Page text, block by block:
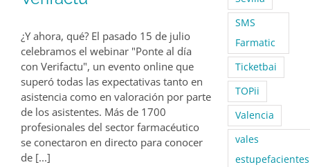
¿Y ahora, qué? El pasado 15 de julio
celebramos el webinar "Ponte al día
con Verifactu", un evento online que
superó todas las expectativas tanto en
asistencia como en valoración por parte
de los asistentes. Más de 1700
profesionales del sector farmacéutico
se conectaron en directo para conocer
de [...]
SMS
Farmatic
Ticketbai
TOPii
Valencia
vales
estupefacientes